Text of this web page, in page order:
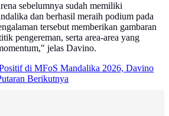
sebelumnya sudah memiliki
dan berhasil meraih podium pada
tersebut memberikan gambaran
pengereman, serta area-area yang
jelas Davino.
di MFoS Mandalika 2026, Davino
Berikutnya